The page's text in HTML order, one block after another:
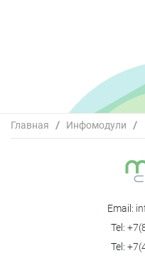
Главная / Инфомодули
/
В поисках ключа к
Email:
Tel:
Tel: